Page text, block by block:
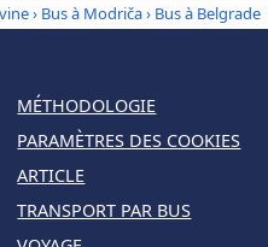
› Bus à Modriča› Bus à Belgrade
MÉTHODOLOGIE
PARAMÈTRES DES COOKIES
ARTICLE
TRANSPORT PAR BUS